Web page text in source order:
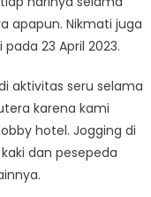
apapun. Nikmati juga
23 April 2023.
aktivitas seru selama
karena kami
hotel. Jogging di
dan pesepeda